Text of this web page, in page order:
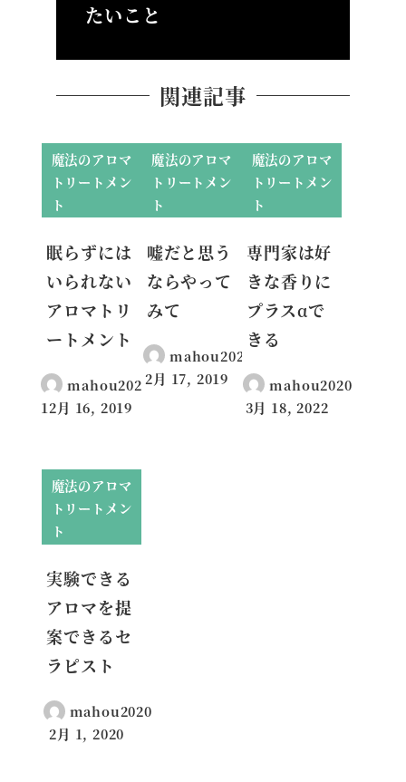
たいこと
関連記事
魔法のアロマ
トリートメン
ト
眠らずには
いられない
アロマトリ
ートメント
mahou2020
投稿日
12月 16, 2019
魔法のアロマ
トリートメン
ト
嘘だと思う
ならやって
みて
mahou2020
投稿日
2月 17, 2019
魔法のアロマ
トリートメン
ト
専門家は好
きな香りに
プラスαで
きる
mahou2020
投稿日
3月 18, 2022
魔法のアロマ
トリートメン
ト
実験できる
アロマを提
案できるセ
ラピスト
mahou2020
投稿日
2月 1, 2020